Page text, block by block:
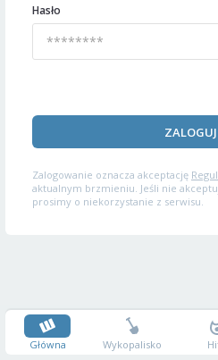
Hasło
Zalogowanie oznacza akceptację
aktualnym brzmieniu. Jeśli nie
prosimy o niekorzystanie z serwisu.
Główna Wykopalisko